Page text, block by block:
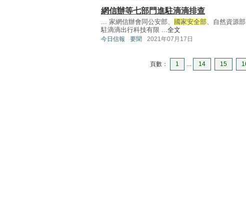
網信辦等七部門進駐滴滴排查
... 家網信辦會同公安部、 國家安全部、自然資源
駐滴滴出行科技有限 ...全文
今日信報 要聞 2021年07月17日
頁數： 1 ... 14 15